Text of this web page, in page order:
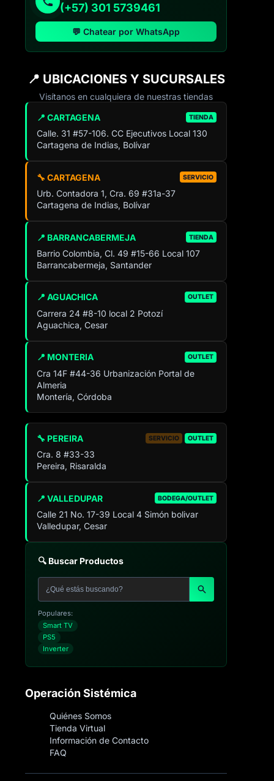
(+57) 301 5739461
💬 Chatear por WhatsApp
📍 UBICACIONES Y SUCURSALES
Visítanos en cualquiera de nuestras tiendas
📍 CARTAGENA TIENDA
Calle. 31 #57-106. CC Ejecutivos Local 130
Cartagena de Indias, Bolívar
🔧 CARTAGENA SERVICIO
Urb. Contadora 1, Cra. 69 #31a-37
Cartagena de Indias, Bolívar
📍 BARRANCABERMEJA TIENDA
Barrio Colombia, Cl. 49 #15-66 Local 107
Barrancabermeja, Santander
📍 AGUACHICA OUTLET
Carrera 24 #8-10 local 2 Potozí
Aguachica, Cesar
📍 MONTERIA OUTLET
Cra 14F #44-36 Urbanización Portal de
Almeria
Montería, Córdoba
📍 VALLEDUPAR BODEGA/OUTLET
Calle 21 No. 17-39 Local 4 Simón bolivar
Valledupar, Cesar
🔧 PEREIRA SERVICIO OUTLET
Cra. 8 #33-33
Pereira, Risaralda
🔍 Buscar Productos
Populares:
Smart TV
PS5
Inverter
Operación Sistémica
Quiénes Somos
Tienda Virtual
Información de Contacto
FAQ